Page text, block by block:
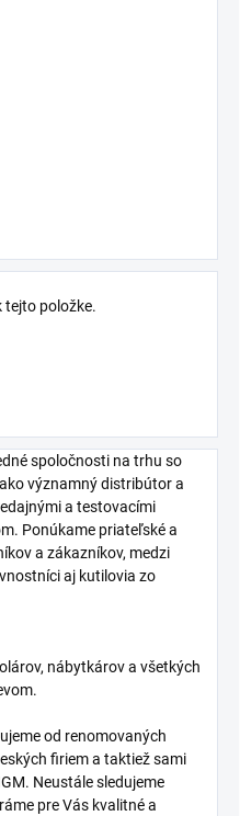
tejto položke.
spoločnosti na trhu so
významný distribútor a
a testovacími
Ponúkame priateľské a
a zákazníkov, medzi
aj kutilovia zo
nábytkárov a všetkých
od renomovaných
firiem a taktiež sami
Neustále sledujeme
pre Vás kvalitné a